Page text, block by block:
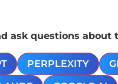
ask questions about
PERPLEXITY